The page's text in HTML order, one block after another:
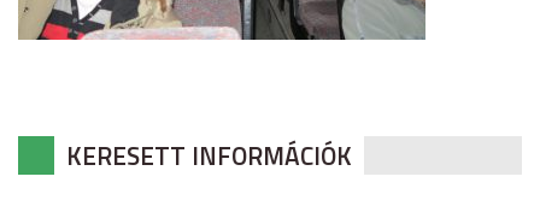
KERESETT INFORMÁCIÓK